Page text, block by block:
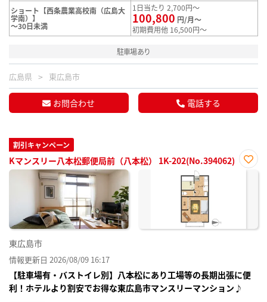
ショート【西条農業高校南（広島大
学南）】
～30日未満
1日当たり 2,700円～
100,800 円/月～
初期費用他 16,500円～
駐車場あり
広島県 東広島市
お問合わせ 電話する
割引キャンペーン
Kマンスリー八本松郵便局前（八本松） 1K-202(No.394062)
お気
東広島市
情報更新日 2026/08/09 16:17
【駐車場有・バストイレ別】八本松にあり工場等の長期出張に便
利！ホテルより割安でお得な東広島市マンスリーマンション♪